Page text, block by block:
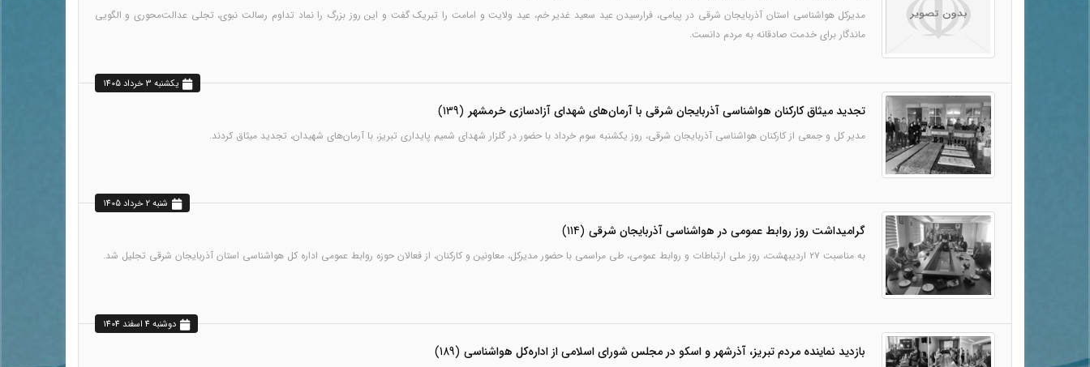
مدیرکل هواشناسی استان آذربایجان شرقی در پیامی، فرارسیدن عید سعید غدیر خم، عید ولایت و امامت را تبریک گفت و این روز بزرگ را نماد تداوم رسالت نبوی، تجلی عدالت‌محوری و الگویی
ماندگار برای خدمت صادقانه به مردم دانست.
تجدید میثاق کارکنان هواشناسی آذربایجان شرقی با آرمان‌های شهدای آزادسازی خرمشهر (139)
مدیر کل و جمعی از کارکنان هواشناسی آذربایجان شرقی، روز یکشنبه سوم خرداد با حضور در گلزار شهدای شمیم پایداری تبریز، با آرمان‌های شهیدان، تجدید میثاق کردند.
يکشنبه 3 خرداد 1405
گرامیداشت روز روابط عمومی در هواشناسی آذربایجان شرقی (114)
به مناسبت ۲۷ اردیبهشت، روز ملی ارتباطات و روابط عمومی، طی مراسمی با حضور مدیرکل، معاونین و کارکنان، از فعالان حوزه روابط عمومی اداره کل هواشناسی استان آذربایجان شرقی تجلیل شد.
شنبه 2 خرداد 1405
بازدید نماینده مردم تبریز، آذرشهر و اسکو در مجلس شورای اسلامی از اداره‌کل هواشناسی (189)
دوشنبه 4 اسفند 1404